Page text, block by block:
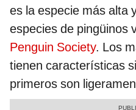
es la especie más alta
especies de pingüinos
Penguin Society. Los
tienen características
primeros son